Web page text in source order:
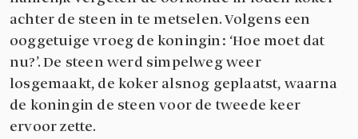
achter de steen in te metselen. Volgens een
ooggetuige vroeg de koningin: ‘Hoe moet dat
nu?’. De steen werd simpelweg weer
losgemaakt, de koker alsnog geplaatst, waarna
de koningin de steen voor de tweede keer
ervoor zette.